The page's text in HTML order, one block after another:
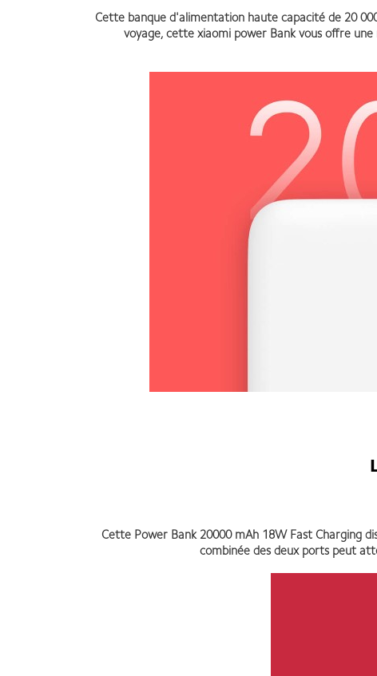
Cette banque d'alimentation haute capacité de 20
voyage, cette xiaomi power Bank vous offre
Cette Power Bank 20000 mAh 18W Fast Charging
combinée des deux ports peut